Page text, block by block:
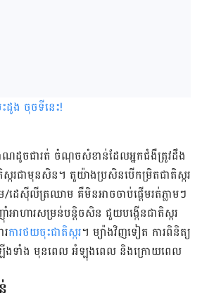
ដូង ចុចទីនេះ!
ណ​ដូច​ជា​រត់ ចំណុចសំខាន់ដែលអ្នកជំងឺត្រូវដឹង
ករជាមុនសិន។ តួយ៉ាងប្រសិនបើកម្រិតជាតិស្ករ
េស៊ីលីត្រឈាម គឺមិនអាចចាប់ផ្ដើមរត់ភ្លាមៗ
អាហារសម្រន់បន្ដិចសិន ជួយបង្កើនជាតិស្ករ
ការថយចុះជាតិស្ករ។ ម្យ៉ាងវិញទៀត ការពិនិត្យ
ើឡើងទាំង មុនពេល អំឡុងពេល និងក្រោយពេល